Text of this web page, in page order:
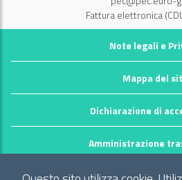
Fattura elettronica
Note legali e
Mappa del
Dichiarazione di
Amministrazione
©2026 GECT GO /